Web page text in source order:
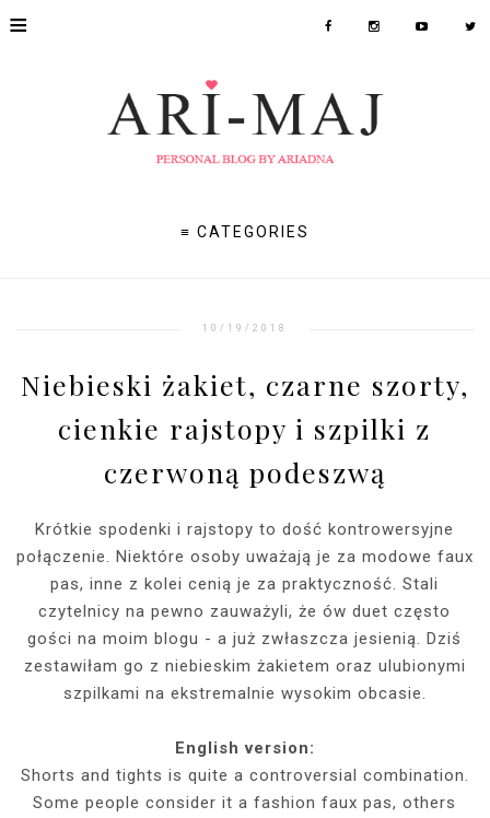
≡
≡ CATEGORIES
10/19/2018
Niebieski żakiet, czarne szorty,
cienkie rajstopy i szpilki z
czerwoną podeszwą
Krótkie spodenki i rajstopy to dość kontrowersyjne
połączenie. Niektóre osoby uważają je za modowe faux
pas, inne z kolei cenią je za praktyczność. Stali
czytelnicy na pewno zauważyli, że ów duet często
gości na moim blogu - a już zwłaszcza jesienią. Dziś
zestawiłam go z niebieskim żakietem oraz ulubionymi
szpilkami na ekstremalnie wysokim obcasie.
English version:
Shorts and tights is quite a controversial combination.
Some people consider it a fashion faux pas, others